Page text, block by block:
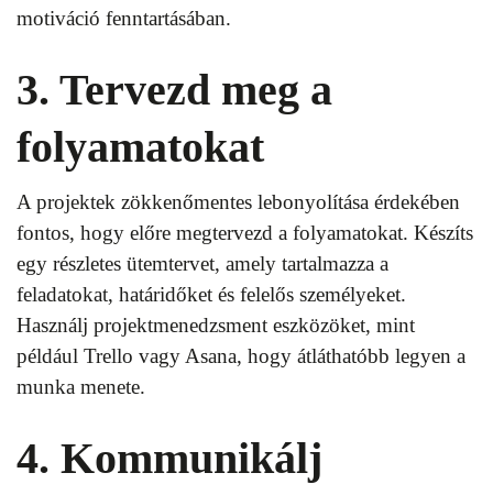
motiváció fenntartásában.
3. Tervezd meg a
folyamatokat
A projektek zökkenőmentes lebonyolítása érdekében
fontos, hogy előre megtervezd a folyamatokat. Készíts
egy részletes ütemtervet, amely tartalmazza a
feladatokat, határidőket és felelős személyeket.
Használj projektmenedzsment eszközöket, mint
például Trello vagy Asana, hogy átláthatóbb legyen a
munka menete.
4. Kommunikálj